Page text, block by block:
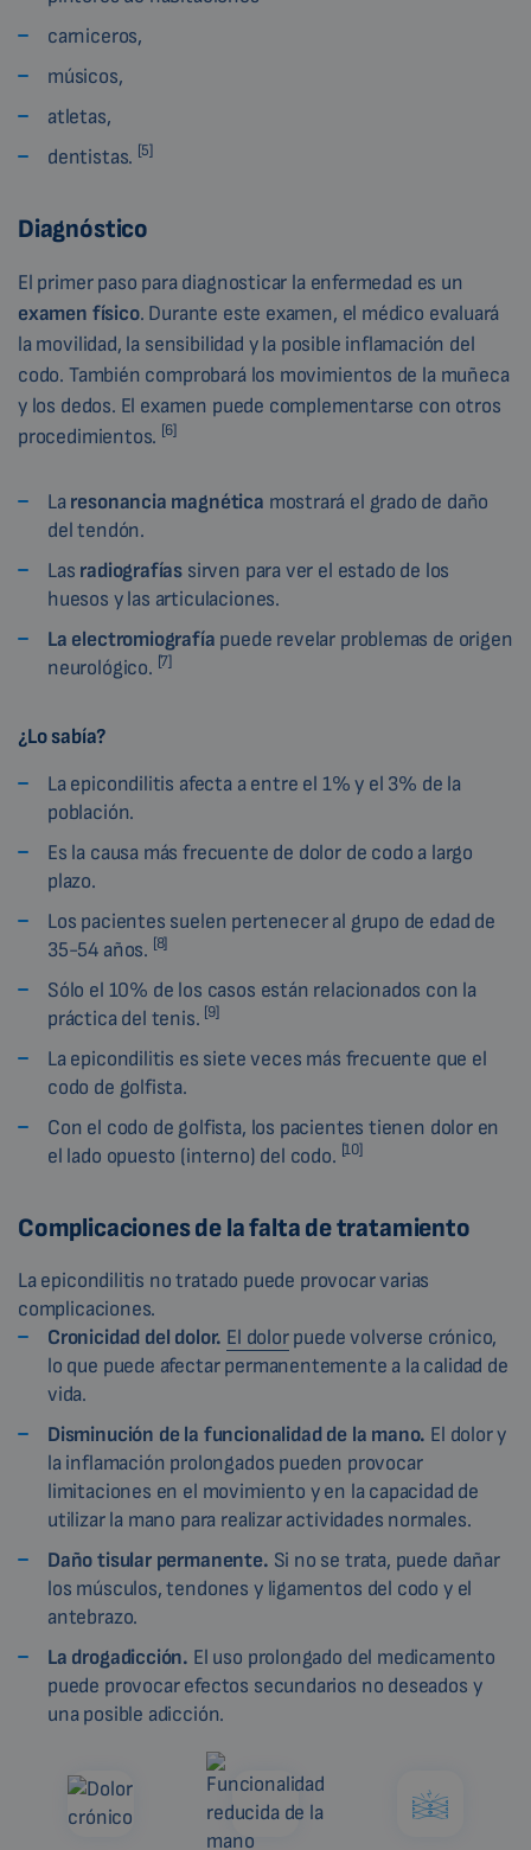
carniceros,
músicos,
atletas,
dentistas. [5]
Diagnóstico
El primer paso para diagnosticar la enfermedad es un
examen físico. Durante este examen, el médico evaluará
la movilidad, la sensibilidad y la posible inflamación del
codo. También comprobará los movimientos de la muñeca
y los dedos. El examen puede complementarse con otros
procedimientos. [6]
Laresonancia magnética mostrará el grado de daño
del tendón.
Las radiografías sirven para ver el estado de los
huesos y las articulaciones.
La electromiografía puede revelar problemas de origen
neurológico. [7]
¿Lo sabía?
La epicondilitis afecta a entre el 1% y el 3% de la
población.
Es la causa más frecuente de dolor de codo a largo
plazo.
Los pacientes suelen pertenecer al grupo de edad de
35-54 años. [8]
Sólo el 10% de los casos están relacionados con la
práctica del tenis. [9]
La epicondilitis es siete veces más frecuente que el
codo de golfista.
Con el codo de golfista, los pacientes tienen dolor en
el lado opuesto (interno) del codo. [10]
Complicaciones de la falta de tratamiento
La epicondilitis no tratado puede provocar varias
complicaciones.
Cronicidad del dolor. El dolorpuede volverse crónico,
lo que puede afectar permanentemente a la calidad de
vida.
Disminución de la funcionalidad de la mano. El dolor y
la inflamación prolongados pueden provocar
limitaciones en el movimiento y en la capacidad de
utilizar la mano para realizar actividades normales.
Daño tisular permanente. Si no se trata, puede dañar
los músculos, tendones y ligamentos del codo y el
antebrazo.
La drogadicción. El uso prolongado del medicamento
puede provocar efectos secundarios no deseados y
una posible adicción.